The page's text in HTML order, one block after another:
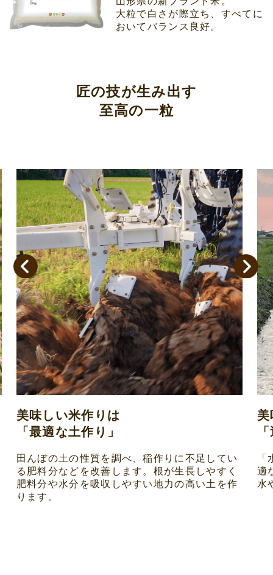
大粒で白さが際立ち、すべてに
おいてバランス良好。
匠の技が生み出す
至高の一粒
美味しい米作りは
「最適な土作り」
田んぼの土の性質を調べ、稲作りに不足してい
る肥料分などを改善します。根が生長しやすく
肥料分や水分を吸収しやすい地力の高い土を作
ります。
適
水